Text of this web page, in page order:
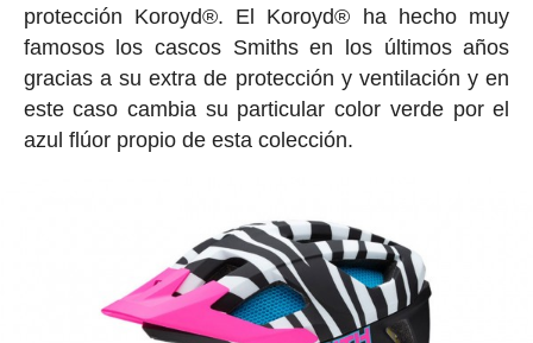
protección Koroyd®. El Koroyd® ha hecho muy
famosos los cascos Smiths en los últimos años
gracias a su extra de protección y ventilación y en
este caso cambia su particular color verde por el
azul flúor propio de esta colección.